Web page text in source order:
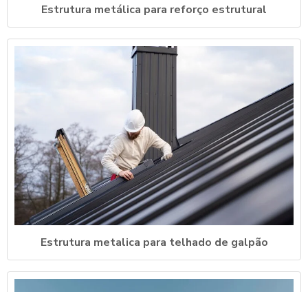
Estrutura metálica para reforço estrutural
Estrutura metalica para telhado de galpão